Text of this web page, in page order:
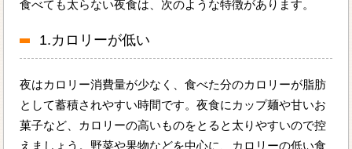
食べても太らない夜食は、次のような特徴があります。
1.カロリーが低い
夜はカロリー消費量が少なく、食べた分のカロリーが脂肪
として蓄積されやすい時間です。夜食にカップ麺や甘いお
菓子など、カロリーの高いものをとると太りやすいので控
えましょう。野菜や果物などを中心に、カロリーの低い食